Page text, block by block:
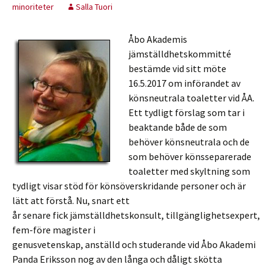
minoriteter
Salla Tuori
Åbo Akademis
jämställdhetskommitté
bestämde vid sitt möte
16.5.2017 om införandet av
könsneutrala toaletter vid ÅA.
Ett tydligt förslag som tar i
beaktande både de som
behöver könsneutrala och de
som behöver könsseparerade
toaletter med skyltning som
tydligt visar stöd för könsöverskridande personer och är
lätt att förstå. Nu, snart ett
år senare fick jämställdhetskonsult, tillgänglighetsexpert,
fem-före magister i
genusvetenskap, anställd och studerande vid Åbo Akademi
Panda Eriksson nog av den långa och dåligt skötta